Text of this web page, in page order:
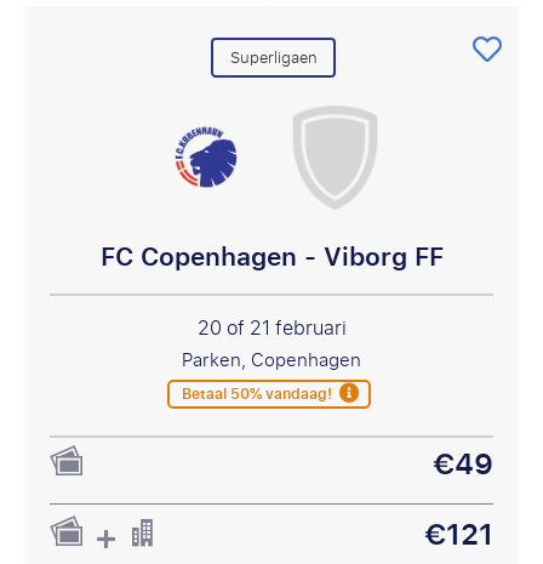
Superligaen
FC Copenhagen - Viborg FF
20 of 21 februari
Parken, Copenhagen
Betaal 50% vandaag!
€49
€121